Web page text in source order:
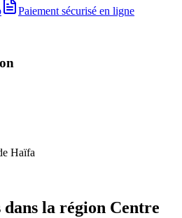
Paiement sécurisé en ligne
Haïfa
la région Centre